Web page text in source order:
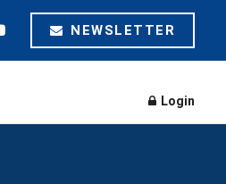
NEWSLETTER
Login